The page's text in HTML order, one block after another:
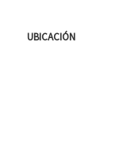
UBICACIÓN